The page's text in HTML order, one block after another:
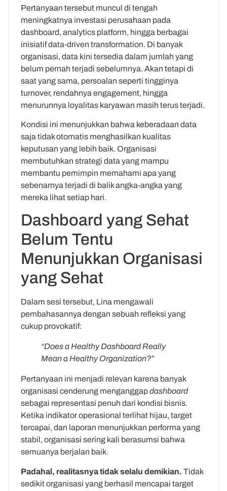
Pertanyaan tersebut muncul di tengah
meningkatnya investasi perusahaan pada
dashboard, analytics platform, hingga berbagai
inisiatif data-driven transformation. Di banyak
organisasi, data kini tersedia dalam jumlah yang
belum pernah terjadi sebelumnya. Akan tetapi di
saat yang sama, persoalan seperti tingginya
turnover, rendahnya engagement, hingga
menurunnya loyalitas karyawan masih terus terjadi.
Kondisi ini menunjukkan bahwa keberadaan data
saja tidak otomatis menghasilkan kualitas
keputusan yang lebih baik. Organisasi
membutuhkan strategi data yang mampu
membantu pemimpin memahami apa yang
sebenarnya terjadi di balik angka-angka yang
mereka lihat setiap hari.
Dashboard yang Sehat
Belum Tentu
Menunjukkan Organisasi
yang Sehat
Dalam sesi tersebut, Lina mengawali
pembahasannya dengan sebuah refleksi yang
cukup provokatif:
“Does a Healthy Dashboard Really
Mean a Healthy Organization?”
Pertanyaan ini menjadi relevan karena banyak
organisasi cenderung menganggapdashboard
sebagai representasi penuh dari kondisi bisnis.
Ketika indikator operasional terlihat hijau, target
tercapai, dan laporan menunjukkan performa yang
stabil, organisasi sering kali berasumsi bahwa
semuanya berjalan baik.
Padahal, realitasnya tidak selalu demikian. Tidak
sedikit organisasi yang berhasil mencapai target